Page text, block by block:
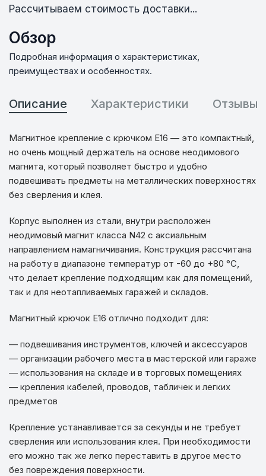
Рассчитываем стоимость доставки...
Обзор
Подробная информация о характеристиках,
преимуществах и особенностях.
Описание Характеристики Отзывы
Магнитное крепление с крючком E16 — это компактный,
но очень мощный держатель на основе неодимового
магнита, который позволяет быстро и удобно
подвешивать предметы на металлических поверхностях
без сверления и клея.
Корпус выполнен из стали, внутри расположен
неодимовый магнит класса N42 с аксиальным
направлением намагничивания. Конструкция рассчитана
на работу в диапазоне температур от -60 до +80 °C,
что делает крепление подходящим как для помещений,
так и для неотапливаемых гаражей и складов.
Магнитный крючок E16 отлично подходит для:
— подвешивания инструментов, ключей и аксессуаров
— организации рабочего места в мастерской или гараже
— использования на складе и в торговых помещениях
— крепления кабелей, проводов, табличек и легких
предметов
Крепление устанавливается за секунды и не требует
сверления или использования клея. При необходимости
его можно так же легко переставить в другое место
без повреждения поверхности.